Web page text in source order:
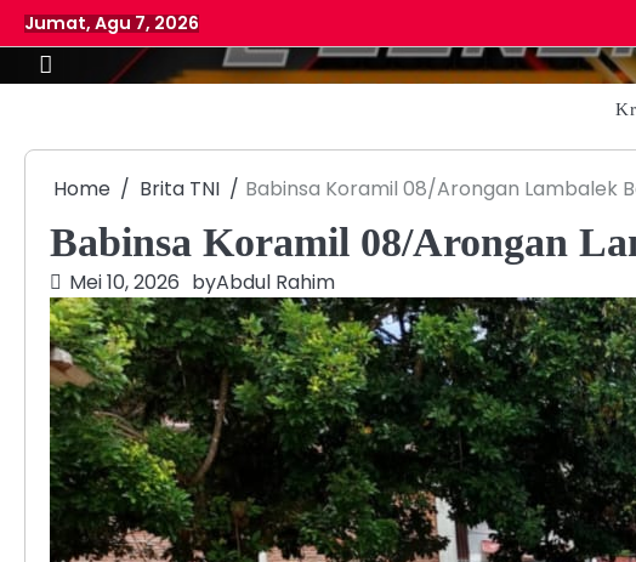
Skip
to
content
Jumat, Agu 7, 2026
Home Brita TNI Babinsa Koramil 08/Arongan Lambalek
Babinsa Koramil 08/Arongan
Mei 10, 2026 byAbdul Rahim